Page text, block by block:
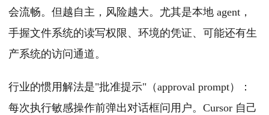
会流畅。但越自主，风险越大。尤其是本地 agent，
手握文件系统的读写权限、环境的凭证、可能还有生
产系统的访问通道。
行业的惯用解法是"批准提示"（approval prompt）：
每次执行敏感操作前弹出对话框问用户。Cursor 自己